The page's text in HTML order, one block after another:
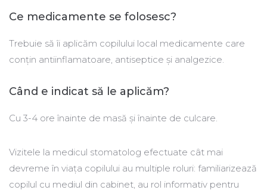
Ce medicamente se folosesc?
Trebuie să îi aplicăm copilului local medicamente care
conțin antiinflamatoare, antiseptice și analgezice.
Când e indicat să le aplicăm?
Cu 3-4 ore înainte de masă și înainte de culcare.
Vizitele la medicul stomatolog efectuate cât mai
devreme în viața copilului au multiple roluri: familiarizează
copilul cu mediul din cabinet, au rol informativ pentru